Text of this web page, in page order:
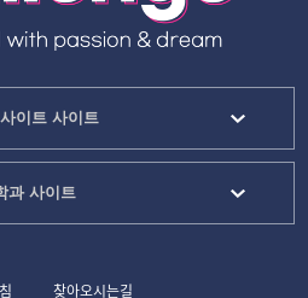
이트 사이트
과 사이트
찾아오시는길